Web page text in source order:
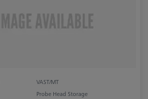
VAST/MT
Probe Head Storage